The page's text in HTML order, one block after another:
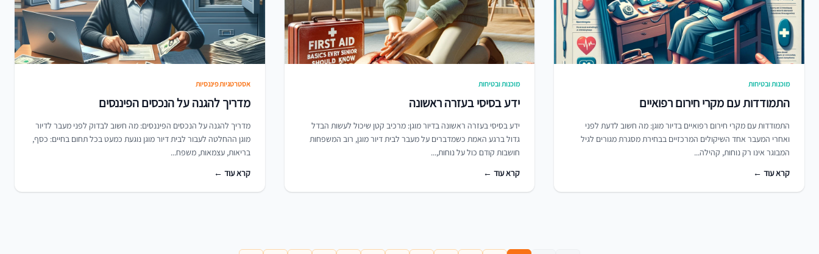
מוכנות ובטיחות
התמודדות עם מקרי חירום רפואיים
התמודדות עם מקרי חירום רפואיים בדיור מוגן: מה חשוב לדעת לפני
ואחרי המעבר אחד השיקולים המרכזיים בבחירת מסגרת מגורים לגיל
המבוגר אינו רק נוחות, קהילה...
קרא עוד ←
מוכנות ובטיחות
ידע בסיסי בעזרה ראשונה
ידע בסיסי בעזרה ראשונה בדיור מוגן: מרכיב קטן שיכול לעשות הבדל
גדול ברגע האמת כשמדברים על מעבר לבית דיור מוגן, רוב המשפחות
חושבות קודם כול על נוחות,...
קרא עוד ←
אסטרטגיות פיננסיות
מדריך להגנה על הנכסים הפיננסים
מדריך להגנה על הנכסים הפיננסים: מה חשוב לבדוק לפני מעבר לדיור
מוגן ההחלטה לעבור לבית דיור מוגן נוגעת כמעט בכל תחום בחיים: כסף,
בריאות, עצמאות, משפח...
קרא עוד ←